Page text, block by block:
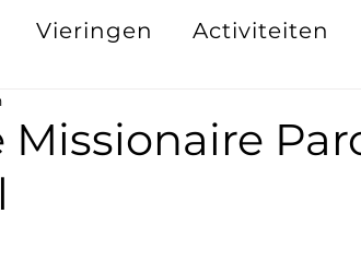
Vieringen Activiteiten